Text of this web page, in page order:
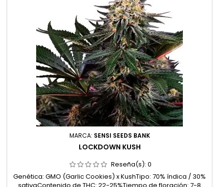
MARCA: SENSI SEEDS BANK
LOCKDOWN KUSH
Reseña(s): 0
Genética: GMO (Garlic Cookies) x KushTipo: 70% índica / 30%